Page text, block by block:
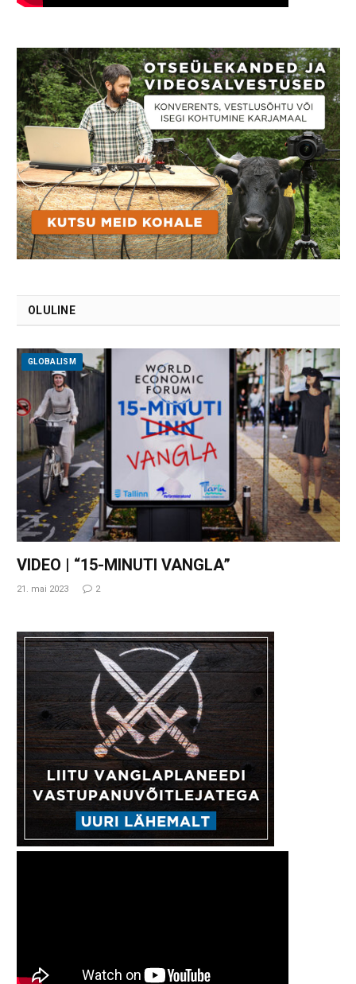
OLULINE
GLOBALISM
VIDEO | “15-MINUTI VANGLA”
21. mai 2023 2